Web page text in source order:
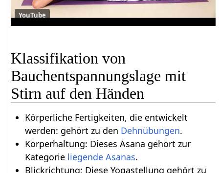
YouTube
Klassifikation von
Bauchentspannungslage mit
Stirn auf den Händen
Körperliche Fertigkeiten, die entwickelt
werden: gehört zu den Dehnübungen.
Körperhaltung: Dieses Asana gehört zur
Kategorie liegende Asanas.
Blickrichtung: Diese Yogastellung gehört zu